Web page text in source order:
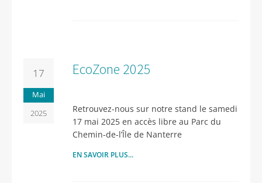
17
Mai
2025
EcoZone 2025
Retrouvez-nous sur notre stand le samedi
17 mai 2025 en accès libre au Parc du
Chemin-de-l’Île de Nanterre
EN SAVOIR PLUS...